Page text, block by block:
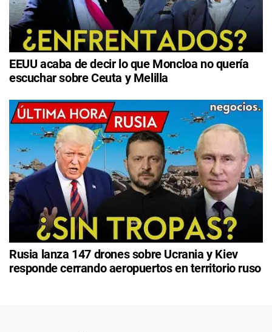
EEUU acaba de decir lo que Moncloa no quería
escuchar sobre Ceuta y Melilla
Rusia lanza 147 drones sobre Ucrania y Kiev
responde cerrando aeropuertos en territorio ruso